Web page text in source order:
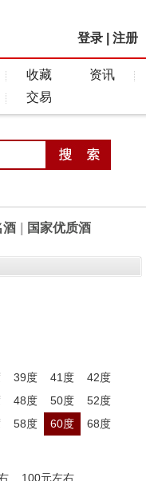
登录 注册
收藏
资讯
交易
酒 国家优质酒
39度 41度
42度
48度 50度
52度
58度 60度 68度
100元左右